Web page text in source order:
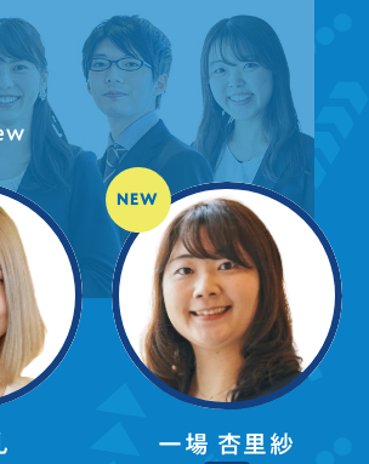
一場 杏里紗